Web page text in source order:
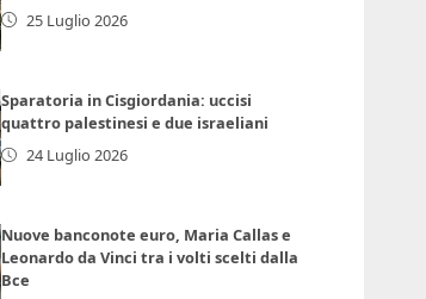
25 Luglio 2026
Sparatoria in Cisgiordania: uccisi
quattro palestinesi e due israeliani
24 Luglio 2026
Nuove banconote euro, Maria Callas e
Leonardo da Vinci tra i volti scelti dalla
Bce